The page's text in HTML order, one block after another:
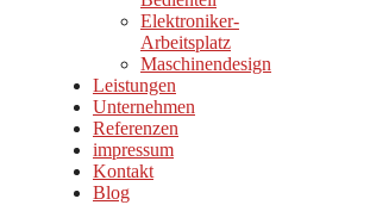
Elektroniker-
Arbeitsplatz
Maschinendesign
Leistungen
Unternehmen
Referenzen
impressum
Kontakt
Blog